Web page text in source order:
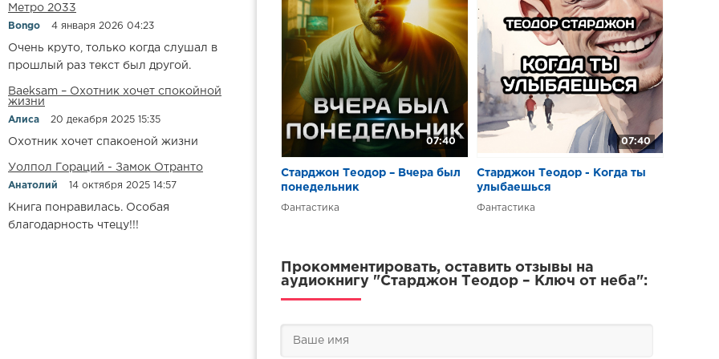
Метро 2033
Bongo 4 января 2026 04:23
Очень круто, только когда слушал в
прошлый раз текст был другой.
Baeksam – Охотник хочет спокойной
жизни
Алиса 20 декабря 2025 15:35
Охотник хочет спакоеной жизни
Уолпол Гораций - Замок Отранто
Анатолий 14 октября 2025 14:57
Книга понравилась. Особая
благодарность чтецу!!!
07:40
Старджон Теодор – Вчера был
понедельник
Фантастика
07:40
Старджон Теодор - Когда ты
улыбаешься
Фантастика
Прокомментировать, оставить отзывы на
аудиокнигу "Старджон Теодор – Ключ от неба":